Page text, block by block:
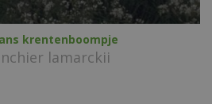
krentenboompje
lamarckii